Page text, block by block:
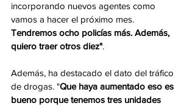
incorporando nuevos agentes como
vamos a hacer el próximo mes.
Tendremos ocho policías más. Además,
quiero traer otros diez".
Además, ha destacado el dato del tráfico
de drogas. "Que haya aumentado eso es
bueno porque tenemos tres unidades